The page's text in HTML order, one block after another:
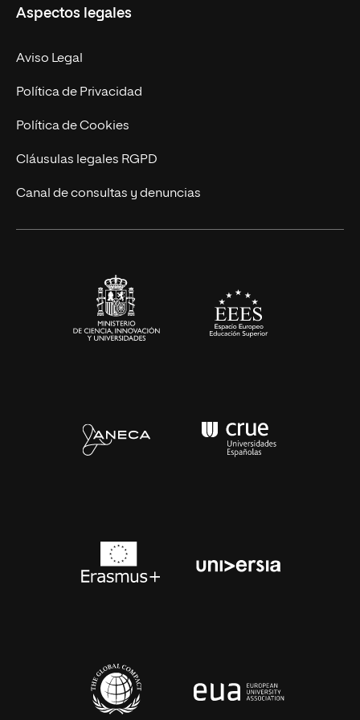
Doctorados
Experto Universitario
Postgrados
Cursos Universitarios
Facultades
Nuestro Equipo
Trabaja en UNIR
Actualidad
UNIR Revista
Eventos
Aspectos legales
Aviso Legal
Política de Privacidad
Política de Cookies
Cláusulas legales RGPD
Canal de consultas y denuncias